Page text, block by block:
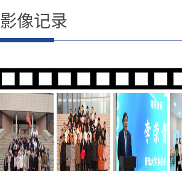
影像记录